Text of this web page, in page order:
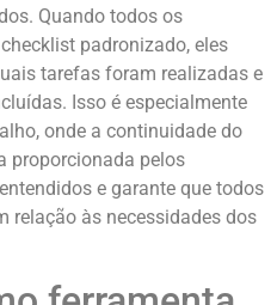
Quando todos os
padronizado, eles
tarefas foram realizadas e
Isso é especialmente
onde a continuidade do
proporcionada pelos
e garante que todos
relação às necessidades dos